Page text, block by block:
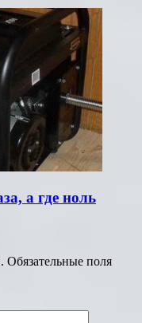
а где ноль
Обязательные поля